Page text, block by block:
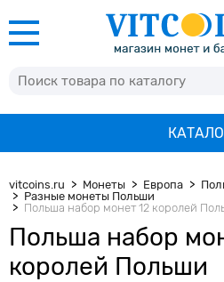
vitcoins.ru Монеты Европа
Разные монеты Польши
Польша набор монет 12 королей
Польша набор
королей Польши